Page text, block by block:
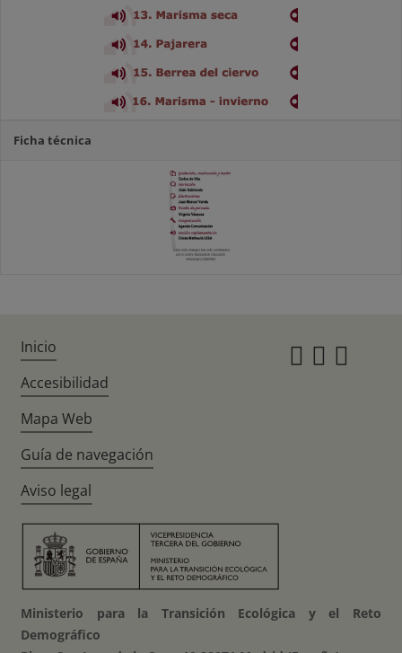
Ficha técnica
Inicio
Accesibilidad
Mapa Web
Guía de navegación
Aviso legal
Ministerio para la Transición Ecológica y el Reto
Demográfico